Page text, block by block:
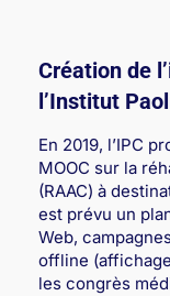
Création de
l’Institut
En 2019, l’IPC
MOOC sur la
(RAAC) à
est prévu un
Web,
offline
les congrès